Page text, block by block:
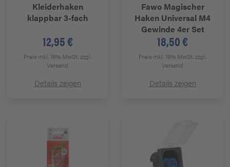
Kleiderhaken
klappbar 3-fach
12,95 €
Preis inkl. 19% MwSt.zzgl.
Versand
Details zeigen
FawoMagischer
Haken Universal M4
Gewinde 4er Set
18,50 €
Preis inkl. 19% MwSt.zzgl.
Versand
Details zeigen